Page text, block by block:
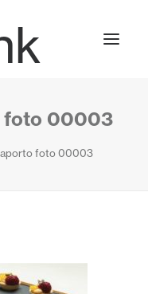
foto 00003
foto 00003